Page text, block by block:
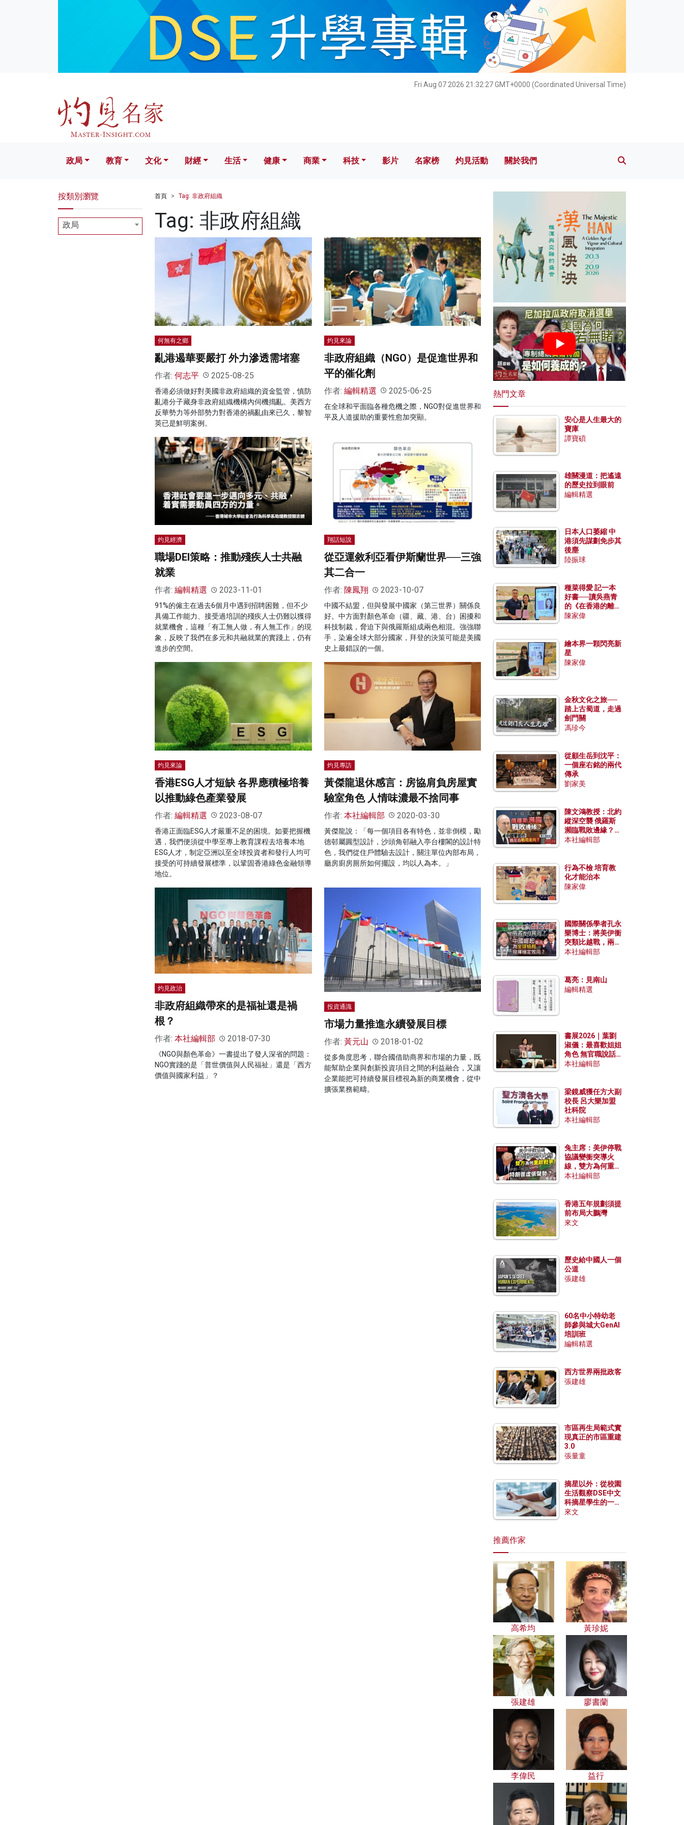
Fri Aug 07 2026 21:32:28 GMT+0000 (Coordinated Universal Time)
文化 財經 生活 健康 科技 影片 名家榜 灼見活動 關於我們
政局 教育 文化 財經 生活 健康 商業 科技 影片 名家榜 灼見活動 關於我們
首頁 Tag: 非政府組織
Tag: 非政府組織
何無有之鄉
亂港遏華要嚴打 外力滲透需堵塞
作者: 何志平 2025-08-25
香港必須做好對美國非政府組織的資金監管，慎防
亂港分子藏身非政府組織機構內伺機搗亂。美西方
反華勢力等外部勢力對香港的禍亂由來已久，黎智
英已是鮮明案例。
灼見來論
非政府組織（NGO）是促進世界和
平的催化劑
作者: 編輯精選 2025-06-25
在全球和平面臨各種危機之際，NGO對促進世界和
平及人道援助的重要性愈加突顯。
灼見經濟
職場DEI策略：推動殘疾人士共融
就業
作者: 編輯精選 2023-11-01
91%的僱主在過去6個月中遇到招聘困難，但不少
具備工作能力、接受過培訓的殘疾人士仍難以獲得
就業機會，這種「有工無人做，有人無工作」的現
象，反映了我們在多元和共融就業的實踐上，仍有
進步的空間。
翔話短說
從亞運敘利亞看伊斯蘭世界──三強
其二合一
作者: 陳鳳翔 2023-10-07
中國不結盟，但與發展中國家（第三世界）關係良
好。中方面對顏色革命（疆、藏、港、台）困擾和
科技制裁，脅迫下與俄羅斯組成兩色相混。強強聯
手，染遍全球大部分國家，拜登的決策可能是美國
史上最錯誤的一個。
灼見來論
香港ESG人才短缺 各界應積極培養
以推動綠色產業發展
作者: 編輯精選 2023-08-07
香港正面臨ESG人才嚴重不足的困境。如要把握機
遇，我們便須從中學至專上教育課程去培養本地
ESG人才，制定亞洲以至全球投資者和發行人均可
接受的可持續發展標準，以鞏固香港綠色金融領導
地位。
灼見專訪
黃傑龍退休感言：房協肩負房屋實
驗室角色 人情味濃最不捨同事
作者: 本社編輯部 2020-03-30
黃傑龍說：「每一個項目各有特色，並非倒模，勵
德邨屬圓型設計，沙頭角邨融入亭台樓閣的設計特
色，我們從住戶體驗去設計，關注單位內部布局，
廳房廚房厠所如何擺設，均以人為本。」
灼見政治
非政府組織帶來的是福祉還是禍
根？
作者: 本社編輯部 2018-07-30
《NGO與顏色革命》一書提出了發人深省的問題：
NGO實踐的是「普世價值與人民福祉」還是「西方
價值與國家利益」？
投資通識
市場力量推進永續發展目標
作者: 黃元山 2018-01-02
從多角度思考，聯合國借助商界和市場的力量，既
能幫助企業與創新投資項目之間的利益融合，又讓
企業能把可持續發展目標視為新的商業機會，從中
擴張業務範疇。
按類別瀏覽
政局
熱門文章
安心是人生最大的
寶庫
譚寶碩
雄關漫道：把遙遠
的歷史拉到眼前
編輯精選
日本人口萎縮 中
港須先謀劃免步其
後塵
陸振球
種菜得愛 記一本
好書──讀吳燕青
的《在香港的離島
種菜》
陳家偉
繪本界一顆閃亮新
星
陳家偉
金秋文化之旅──
踏上古蜀道，走過
劍門關
馮珍今
從顧生岳到沈平：
一個座右銘的兩代
傳承
劉家美
陳文鴻教授：北約
縱深空襲 俄羅斯
瀕臨戰敗邊緣？中
國零部件能左右戰
本社編輯部
行為不檢 培育教
化才能治本
陳家偉
國際關係學者孔永
樂博士：將美伊衝
突類比越戰，兩者
有何異同？中國崛
本社編輯部
葛亮：見南山
編輯精選
書展2026｜葉劉
淑儀：最喜歡姐姐
角色 無官職說話
包袱少
本社編輯部
梁鏡威獲任方大副
校長 呂大樂加盟
社科院
本社編輯部
兔主席：美伊停戰
協議變衝突導火
線，雙方為何重啟
戰爭？伊朗一早洞
本社編輯部
香港五年規劃須提
前布局大鵬灣
來文
歷史給中國人一個
公道
張建雄
60名中小特幼老
師參與城大GenAI
培訓班
編輯精選
西方世界兩批政客
張建雄
市區再生局範式實
現真正的市區重建
3.0
張量童
摘星以外：從校園
生活觀察DSE中文
科摘星學生的一點
特質
來文
推薦作家
高希均 黃珍妮
張建雄 廖書蘭
李偉民 益行